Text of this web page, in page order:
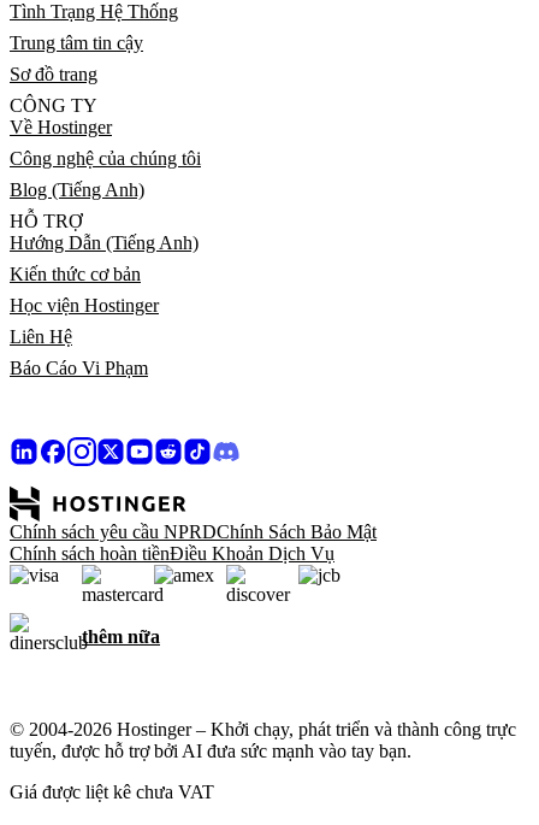
Tình Trạng Hệ Thống
Trung tâm tin cậy
Sơ đồ trang
CÔNG TY
Về Hostinger
Công nghệ của chúng tôi
Blog (Tiếng Anh)
HỖ TRỢ
Hướng Dẫn (Tiếng Anh)
Kiến thức cơ bản
Học viện Hostinger
Liên Hệ
Báo Cáo Vi Phạm
Chính sách yêu cầu NPRDChính Sách Bảo Mật
Chính sách hoàn tiềnĐiều Khoản Dịch Vụ
thêm nữa
© 2004-2026 Hostinger – Khởi chạy, phát triển và thành công trực
tuyến, được hỗ trợ bởi AI đưa sức mạnh vào tay bạn.
Giá được liệt kê chưa VAT